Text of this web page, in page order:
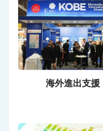
海外進出支援